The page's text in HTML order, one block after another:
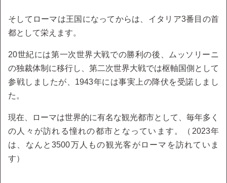
そしてローマは王国になってからは、イタリア3番目の首
都として栄えます。
20世紀には第一次世界大戦での勝利の後、ムッソリーニ
の独裁体制に移行し、第二次世界大戦では枢軸国側として
参戦しましたが、1943年には事実上の降伏を受諾しまし
た。
現在、ローマは世界的に有名な観光都市として、毎年多く
の人々が訪れる憧れの都市となっています。（2023年
は、なんと3500万人もの観光客がローマを訪れていま
す）